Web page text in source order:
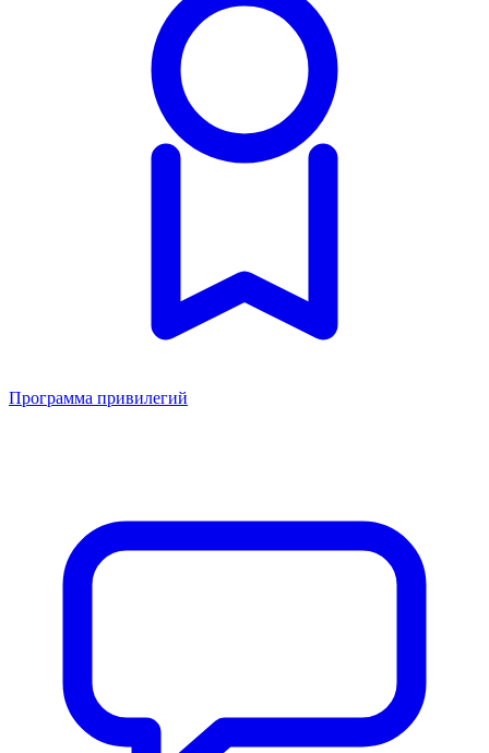
Программа привилегий